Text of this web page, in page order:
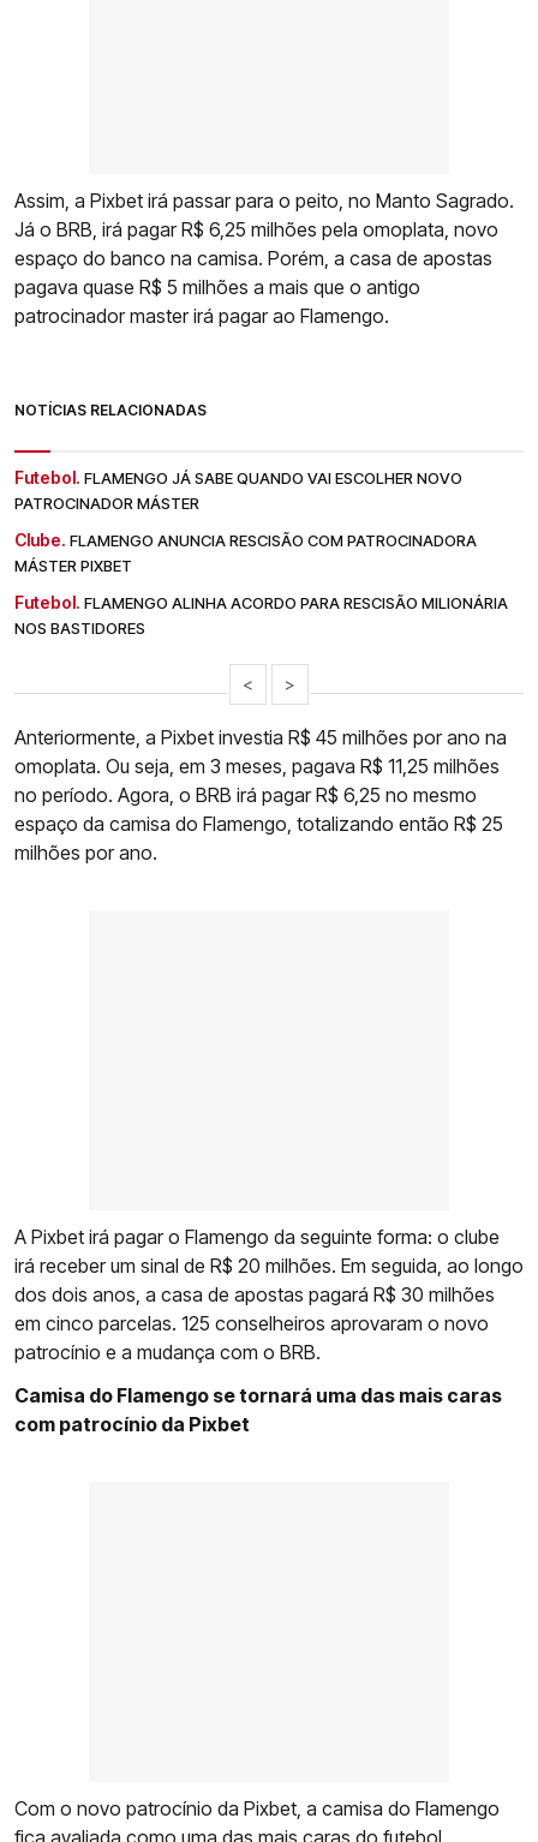
Assim, a Pixbet irá passar para o peito, no Manto Sagrado.
Já o BRB, irá pagar R$ 6,25 milhões pela omoplata, novo
espaço do banco na camisa. Porém, a casa de apostas
pagava quase R$ 5 milhões a mais que o antigo
patrocinador master irá pagar ao Flamengo.
NOTÍCIAS RELACIONADAS
Futebol. FLAMENGO JÁ SABE QUANDO VAI ESCOLHER NOVO
PATROCINADOR MÁSTER
Clube. FLAMENGO ANUNCIA RESCISÃO COM PATROCINADORA
MÁSTER PIXBET
Futebol. FLAMENGO ALINHA ACORDO PARA RESCISÃO MILIONÁRIA
NOS BASTIDORES
< >
Anteriormente, a Pixbet investia R$ 45 milhões por ano na
omoplata. Ou seja, em 3 meses, pagava R$ 11,25 milhões
no período. Agora, o BRB irá pagar R$ 6,25 no mesmo
espaço da camisa do Flamengo, totalizando então R$ 25
milhões por ano.
A Pixbet irá pagar o Flamengo da seguinte forma: o clube
irá receber um sinal de R$ 20 milhões. Em seguida, ao longo
dos dois anos, a casa de apostas pagará R$ 30 milhões
em cinco parcelas. 125 conselheiros aprovaram o novo
patrocínio e a mudança com o BRB.
Camisa do Flamengo se tornará uma das mais caras
com patrocínio da Pixbet
Com o novo patrocínio da Pixbet, a camisa do Flamengo